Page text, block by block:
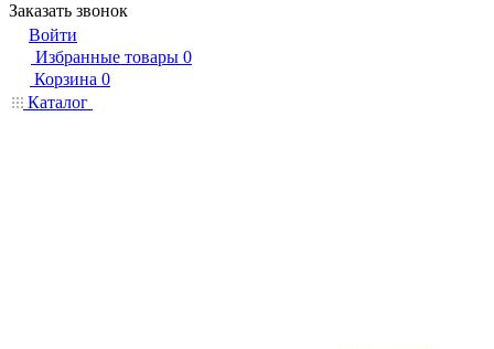
Заказать звонок
Войти
Избранные товары 0
Корзина 0
Каталог